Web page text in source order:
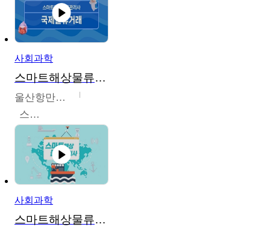
사회과학
스마트해상물류관리사 교육과정
울산항만공사
스마트해상물류관리사 교육위원회
사회과학
스마트해상물류관리사 교육과정2